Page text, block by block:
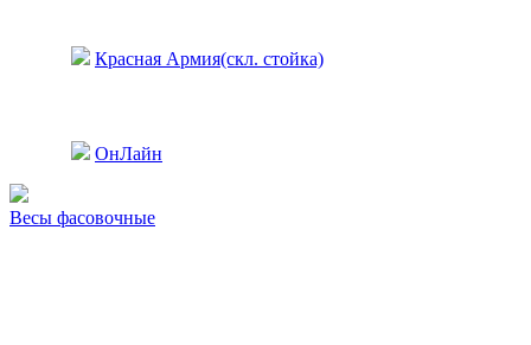
Красная Армия(скл. стойка)
ОнЛайн
Весы фасовочные